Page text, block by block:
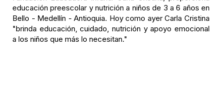
educación preescolar y nutrición a niños de 3 a 6 años en
Bello - Medellín - Antioquia. Hoy como ayer Carla Cristina
"brinda educación, cuidado, nutrición y apoyo emocional
a los niños que más lo necesitan."